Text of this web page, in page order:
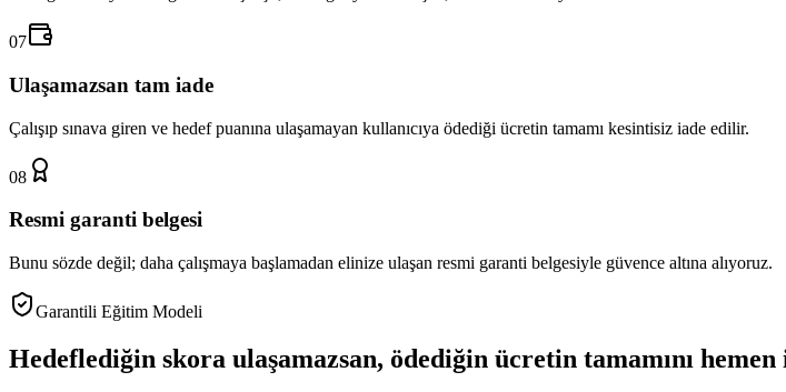
07
Ulaşamazsan tam iade
Çalışıp sınava giren ve hedef puanına ulaşamayan kullanıcıya ödediği ücretin tamamı kesintisiz iade edilir.
08
Resmi garanti belgesi
Bunu sözde değil; daha çalışmaya başlamadan elinize ulaşan resmi garanti belgesiyle güvence altına alıyoruz.
Garantili Eğitim Modeli
Hedeflediğin skora ulaşamazsan, ödediğin ücretin tamamını